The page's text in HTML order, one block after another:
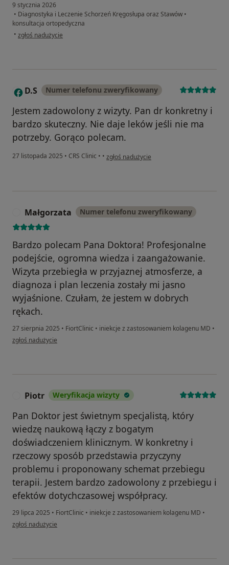
9 stycznia 2026
• Diagnostyka i Leczenie Schorzeń Kręgosłupa oraz Stawów •
konsultacja ortopedyczna
• w opinii użytkownika Elżbieta
zgłoś nadużycie
D D.S Numer telefonu zweryfikowany
Jestem zadowolony z wizyty. Pan dr konkretny i
bardzo skuteczny. Nie daje leków jeśli nie ma
potrzeby. Gorąco polecam.
27 listopada 2025 • CRS Clinic • • w opinii użytkownika D.S
zgłoś nadużycie
Małgorzata Numer telefonu zweryfikowany
Bardzo polecam Pana Doktora! Profesjonalne
podejście, ogromna wiedza i zaangażowanie.
Wizyta przebiegła w przyjaznej atmosferze, a
diagnoza i plan leczenia zostały mi jasno
wyjaśnione. Czułam, że jestem w dobrych
rękach.
27 sierpnia 2025 • FiortClinic • iniekcje z zastosowaniem kolagenu MD •
w opinii użytkownika Małgorzata
zgłoś nadużycie
Piotr Weryfikacja wizyty
Pan Doktor jest świetnym specjalistą, który
wiedzę naukową łączy z bogatym
doświadczeniem klinicznym. W konkretny i
rzeczowy sposób przedstawia przyczyny
problemu i proponowany schemat przebiegu
terapii. Jestem bardzo zadowolony z przebiegu i
efektów dotychczasowej współpracy.
29 lipca 2025 • FiortClinic • iniekcje z zastosowaniem kolagenu MD •
w opinii użytkownika Piotr
zgłoś nadużycie